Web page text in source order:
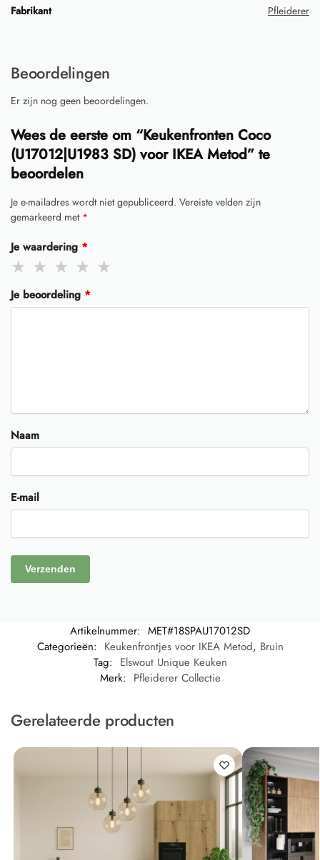
Fabrikant Pfleiderer
Beoordelingen
Er zijn nog geen beoordelingen.
Wees de eerste om “Keukenfronten Coco
(U17012|U1983 SD) voor IKEA Metod” te
beoordelen
Je e-mailadres wordt niet gepubliceerd. Vereiste velden zijn
gemarkeerd met *
Je waardering *
Je beoordeling *
Naam
E-mail
Artikelnummer: MET#18SPAU17012SD
Categorieën: Keukenfrontjes voor IKEA Metod, Bruin
Tag: Elswout Unique Keuken
Merk: Pfleiderer Collectie
Gerelateerde producten